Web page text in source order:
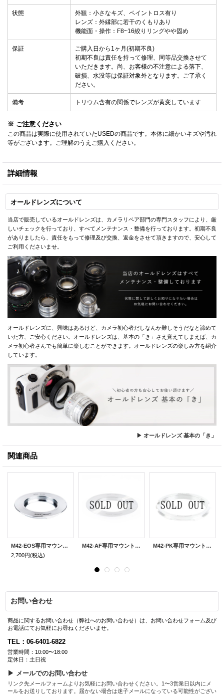
状態
外観：小さなキズ、ペイントロス有り
レンズ：外縁部に若干のくもりあり
機能面・操作：F8~16絞りリングやや固め
保証
ご購入日から1ヶ月(初期不良)
初期不良は責任を持って修理、同等品交換させて
いただきます。尚、お客様の不注意による落下、
破損、水没等は保証対象外となります。ご了承く
ださい。
備考 トリウム含有の関係でレンズが黄変しています
※ ご注意ください
この商品は実際に使用されていたUSEDの商品です。本体に細かいキズや汚れ
等がございます。ご理解のうえご購入ください。
詳細情報
オールドレンズについて
当店で販売しているオールドレンズは、カメラリペア部門の専門スタッフにより、厳
しいチェックを行っており、すべてメンテナンス・整備を行っております。初期不良
がありましたら、責任をもって修理及び交換、返金をさせて頂きますので、安心して
ご利用くださいませ。
オールドレンズに、興味はあるけど、カメラ初心者だしなんか難しそうだなと諦めて
いた方、ご安心ください。オールドレンズは、基本の「き」さえ覚えてしまえば、カ
メラ初心者さんでも簡単に楽しむことができます。オールドレンズの楽しみ方を紹介
しています。
▶ オールドレンズ 基本の「き」
関連商品
M42-EOS専用マウントアダプター
2,700円(税込)
M42-AF専用マウントアダプター M42-PK専用マウントアダプター
お問い合わせ
商品に関するお問い合わせ（弊社へのお問い合わせ）は、お問い合わせフォーム及び
お電話にてお気軽にお尋ねくださいませ。
TEL：06-6401-6822
営業時間：10:00〜18:00
定休日：土日祝
▶ メールでのお問い合わせ
リンク先メールフォームよりお気軽にお問い合わせください。1〜3営業日以内にメ
ールをお送りしております。届かない場合は迷子メールになっている可能性がござい